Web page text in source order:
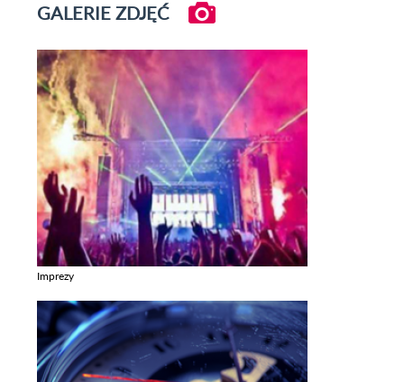
GALERIE ZDJĘĆ
Imprezy